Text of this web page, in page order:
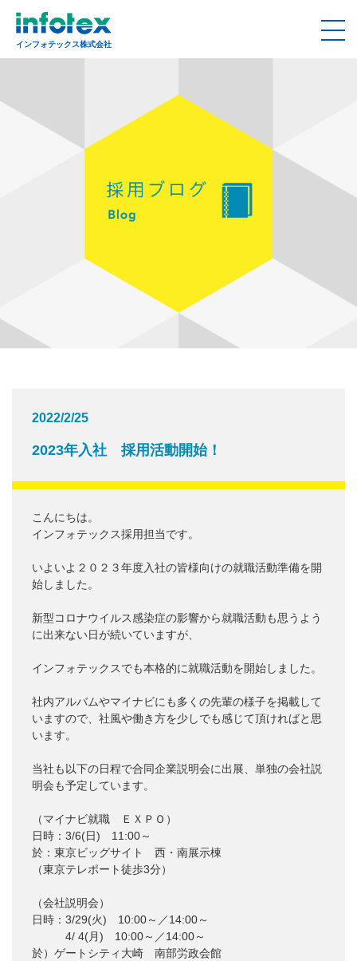
インフォテックス株式会社
2022/2/25
2023年入社 採用活動開始！
こんにちは。
インフォテックス採用担当です。
いよいよ２０２３年度入社の皆様向けの就職活動準備を開
始しました。
新型コロナウイルス感染症の影響から就職活動も思うよう
に出来ない日が続いていますが、
インフォテックスでも本格的に就職活動を開始しました。
社内アルバムやマイナビにも多くの先輩の様子を掲載して
いますので、社風や働き方を少しでも感じて頂ければと思
います。
当社も以下の日程で合同企業説明会に出展、単独の会社説
明会も予定しています。
（マイナビ就職 ＥＸＰＯ）
日時：3/6(日) 11:00～
於：東京ビッグサイト 西・南展示棟
（東京テレポート徒歩3分）
（会社説明会）
日時：3/29(火) 10:00～／14:00～
4/ 4(月) 10:00～／14:00～
於）ゲートシティ大崎 南部労政会館